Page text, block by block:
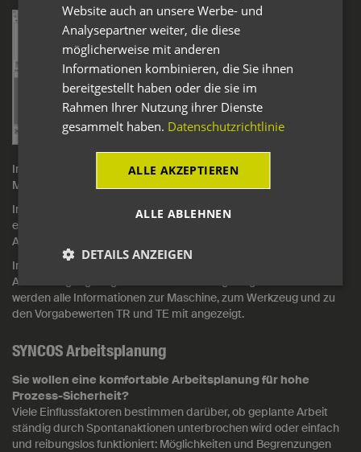
Im Auftragspool finden Sie alle Arbeitsvorgänge, die noch keiner
Maschine zugewiesen wurden.
Im Bereich Vorgänge sind die Arbeitsvorgänge aufgelistet. Mit
einem Mausklick sehen Sie alle Informationen zum jeweiligen
Auftrag.
Im Bereich Fertigungsmittel werden die für den markierten
Arbeitsvorgang möglichen Maschinen angezeigt. Automatisch
werden alle Informationen zur Maschine, zum Werkzeug und zu
den Vorgabewerten TR und TE mit angezeigt.
SYNCOS Arbeitsplanung
Sie wollen eine komfortable Arbeitsplanung für hohe
Prozess-Sicherheit?
Viele Einflussfaktoren bestimmen darüber, ob geplante Arbeit
ständig durch Spontanaktionen unterbrochen wird oder einfach
und reibungslos funktioniert: Möglichkeiten und Begrenzungen
Website auch an unsere Werbe- und
Analysepartner weiter, die diese
möglicherweise mit anderen
Informationen kombinieren, die Sie ihnen
bereitgestellt haben oder die sie im
Rahmen Ihrer Nutzung ihrer Dienste
gesammelt haben. Datenschutzrichtlinie
ALLE AKZEPTIEREN
ALLE ABLEHNEN
DETAILS ANZEIGEN